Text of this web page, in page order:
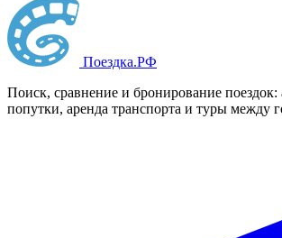
Поездка.РФ
Поиск, сравнение и бронирование поездок:
попутки, аренда транспорта и туры между